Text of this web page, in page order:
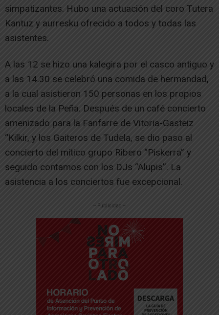
simpatizantes. Hubo una actuación del coro Tutera
Kantuz y aurresku ofrecido a todos y todas las
asistentes.
A las 12 se hizo una kalegira por el casco antiguo y
a las 14.30 se celebró una comida de hermandad,
a la cual asistieron 150 personas en los propios
locales de la Peña. Después de un café concierto
amenizado para la Fanfarre de Vitoria-Gasteiz
“Kilkir, y los Gaiteros de Tudela, se dio paso al
concierto del mítico grupo Ribero “Piskerra” y
seguido contamos con los DJs “Alupis”. La
asistencia a los conciertos fue excepcional.
-- Publicidad --